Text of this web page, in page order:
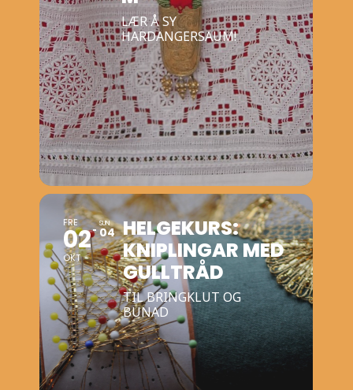
LÆR Å SY
HARDANGERSAUM!
FRE
02
OKT
SUN
04 HELGEKURS:
KNIPLINGAR MED
GULLTRÅD
TIL BRINGKLUT OG
BUNAD